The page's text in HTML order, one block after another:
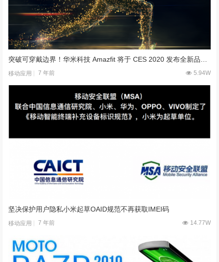
突破可穿戴边界！华米科技 Amazfit 将于 CES 2020 发布全新品类新品
移动应用 7 年前 5.94W
坚决保护用户隐私小米起草OAID规范不再获取IMEI码
移动应用 7 年前 14.77W